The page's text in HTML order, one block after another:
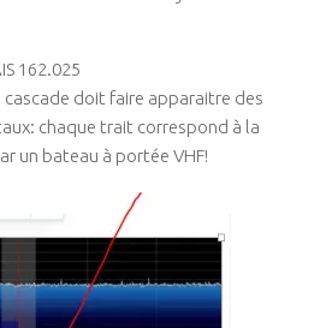
162.025
cascade doit faire apparaitre des
chaque trait correspond à la
un bateau à portée VHF!